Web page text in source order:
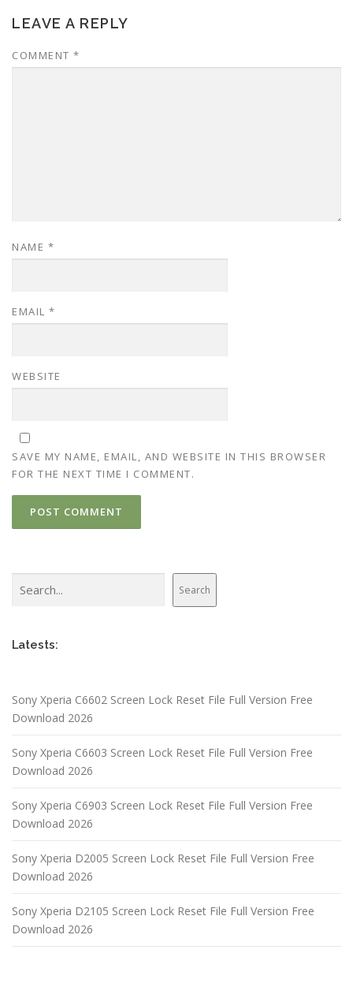
LEAVE A REPLY
COMMENT *
NAME *
EMAIL *
WEBSITE
SAVE MY NAME, EMAIL, AND WEBSITE IN THIS BROWSER
FOR THE NEXT TIME I COMMENT.
Search
Latests:
Sony Xperia C6602 Screen Lock Reset File Full Version Free
Download 2026
Sony Xperia C6603 Screen Lock Reset File Full Version Free
Download 2026
Sony Xperia C6903 Screen Lock Reset File Full Version Free
Download 2026
Sony Xperia D2005 Screen Lock Reset File Full Version Free
Download 2026
Sony Xperia D2105 Screen Lock Reset File Full Version Free
Download 2026